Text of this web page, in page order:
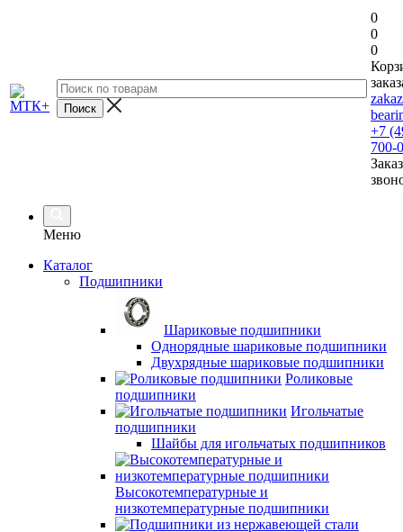
0
0
0
+7
700-
Меню
Каталог
Подшипники
Шариковые подшипники
Однорядные шариковые подшипники
Двухрядные шариковые подшипники
Роликовые
подшипники
Игольчатые
подшипники
Шайбы для игольчатых подшипников
Высокотемпературные и
низкотемпературные подшипники